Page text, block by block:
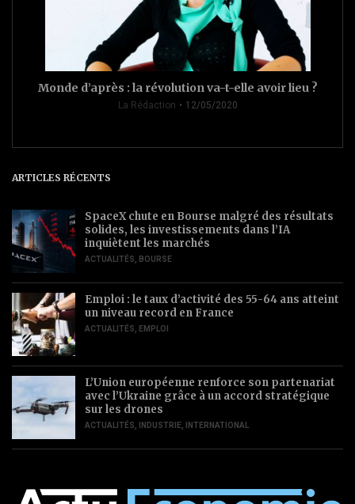
Monde d’après : la révolution va-t-elle avoir lieu ?
La Rédaction 12/05/2020
ARTICLES RÉCENTS
SpaceX chute en Bourse malgré des résultats
solides, les investissements dans l’IA
inquiètent les marchés
ACTUALITÉS BOURSE
Emploi : le taux d’activité des 55-64 ans atteint
un niveau record en France
ACTUALITÉS EMPLOI
L’Union européenne renforce son partenariat
avec l’Ukraine grâce à un accord stratégique
sur les drones
ACTUALITÉS INDUSTRIE INTERNATIONAL